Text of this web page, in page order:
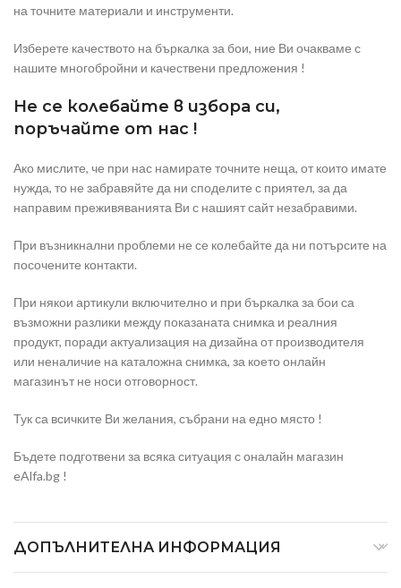
на точните материали и инструменти.
Изберете качеството на бъркалка за бои, ние Ви очакваме с
нашите многобройни и качествени предложения !
Не се колебайте в избора си,
поръчайте от нас !
Ако мислите, че при нас намирате точните неща, от които имате
нужда, то не забравяйте да ни споделите с приятел, за да
направим преживяванията Ви с нашият сайт незабравими.
При възникнални проблеми не се колебайте да ни потърсите на
посочените контакти.
При някои артикули включително и при бъркалка за бои са
възможни разлики между показаната снимка и реалния
продукт, поради актуализация на дизайна от производителя
или неналичие на каталожна снимка, за което онлайн
магазинът не носи отговорност.
Тук са всичките Ви желания, събрани на едно място !
Бъдете подготвени за всяка ситуация с оналайн магазин
eAlfa.bg !
ДОПЪЛНИТЕЛНА ИНФОРМАЦИЯ